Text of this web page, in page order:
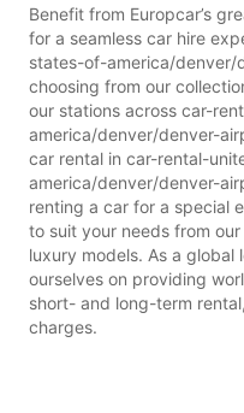
Benefit from Europcar’s
for a seamless car hire
states-of-america/denver/
choosing from our
our stations across car-
america/denver/denver-
car rental in car-rental-
america/denver/denver-
renting a car for a special
to suit your needs from
luxury models. As a
ourselves on providing
short- and long-term
charges.